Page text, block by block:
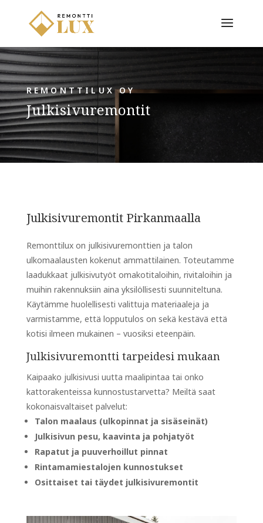
REMONTTILUX OY
Julkisivuremontit
Julkisivuremontit Pirkanmaalla
Remonttilux on julkisivuremonttien ja talon
ulkomaalausten kokenut ammattilainen. Toteutamme
laadukkaat julkisivutyöt omakotitaloihin, rivitaloihin ja
muihin rakennuksiin aina yksilöllisesti suunniteltuna.
Käytämme huolellisesti valittuja materiaaleja ja
varmistamme, että lopputulos on sekä kestävä että
kotisi ilmeen mukainen – vuosiksi eteenpäin.
Julkisivuremontti tarpeidesi mukaan
Kaipaako julkisivusi uutta maalipintaa tai onko
kattorakenteissa kunnostustarvetta? Meiltä saat
kokonaisvaltaiset palvelut:
Talon maalaus (ulkopinnat ja sisäseinät)
Julkisivun pesu, kaavinta ja pohjatyöt
Rapatut ja puuverhoillut pinnat
Rintamamiestalojen kunnostukset
Osittaiset tai täydet julkisivuremontit